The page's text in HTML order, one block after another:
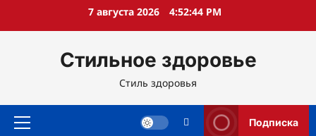
7 августа 2026 4:52:46 PM
Стильное здоровье
Стиль здоровья
Основное
Подписка